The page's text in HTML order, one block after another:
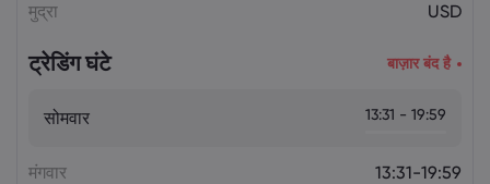
मुद्रा USD
ट्रेडिंग घंटे बाज़ार बंद है
सोमवार 13:31 - 19:59
मंगवार 13:31-19:59